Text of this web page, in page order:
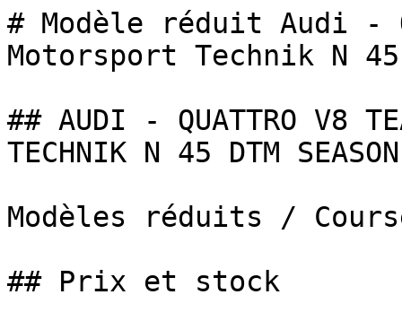
# Modèle réduit Audi -
Motorsport Technik N
## AUDI - QUATTRO V8
TECHNIK N 45 DTM
Modèles réduits /
## Prix et stock